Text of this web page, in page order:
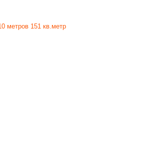
метров 151 кв.метр